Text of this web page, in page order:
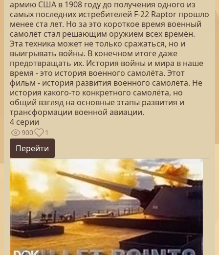
армию США в 1908 году до получения одного из
самых последних истребителей F-22 Raptor прошло
менее ста лет. Но за это короткое время военный
самолёт стал решающим оружием всех времён.
Эта техника может не только сражаться, но и
выигрывать войны. В конечном итоге даже
предотвращать их. История войны и мира в наше
время - это история военного самолёта. Этот
фильм - история развития военного самолёта. Не
история какого-то конкретного самолёта, но
общий взгляд на основные этапы развития и
трансформации военной авиации.
4 серии
900 1
Перейти